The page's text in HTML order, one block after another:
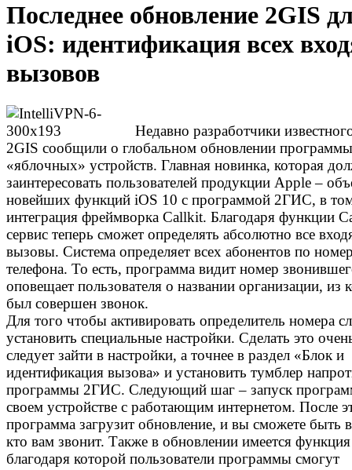
Последнее обновление 2GIS
iOS: идентификация всех
вызовов
Недавно разработчики
2GIS сообщили о глобальном обновлении
«яблочных» устройств. Главная новинка, которая
заинтересовать пользователей продукции Apple –
новейших функций iOS 10 с программой 2ГИС, в
интеграция фреймворка Callkit. Благодаря функции
сервис теперь сможет определять абсолютно все
вызовы. Система определяет всех абонентов по
телефона. То есть, программа видит номер
оповещает пользователя о названии организации, из
был совершен звонок.
Для того чтобы активировать определитель номера
установить специальные настройки. Сделать это
следует зайти в настройки, а точнее в раздел «Блок и
идентификация вызова» и установить тумблер
программы 2ГИС. Следующий шаг – запуск
своем устройстве с работающим интернетом. После
программа загрузит обновление, и вы сможете быть
кто вам звонит. Также в обновлении имеется
благодаря которой пользователи программы смогут